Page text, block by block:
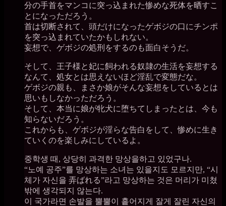
分の手首をマンコに突っ込まれた惨めな死体を晒すこ
とになっただろう。
首は切断されて、頭だけになったゲボジの口にチンポ
を突っ込まれていたかもしれない。
妄想で、ゲボジの処刑をするのも面白そうだ。
そして、王子様と妃に飼われる奴隷の生活を妄想する
なんて、処女とは思えないほど淫乱で変態だな。
ゲボジの親も、まさか娘がそんな妄想をしているとは
思いもしなかっただろう。
そして、本当に娘が牝犬に堕ちてしまったとは、今も
知らないだろう。
これからも、ゲボジが淫らな告白をして、惨めに生き
ていくのを楽しみにしているよ。
중학생 때, 상당히 과격한 망상을하고 있었구나.
“노예 공주”를 망상하는 소녀는 있을지도 모르지만, “시
체가 자신을 弄ばれる”라고 망상하는 것은 머리가 미쳤
밖에 생각되지 않는다.
이 국가라면 손발을 뿔뿔이 흩어지게 잘게 잘린 자신의